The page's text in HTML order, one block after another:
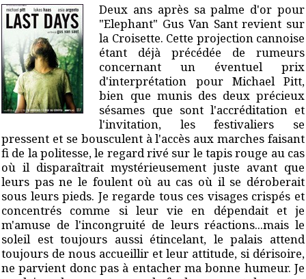
Deux ans après sa palme d'or pour
"Elephant" Gus Van Sant revient sur
la Croisette. Cette projection cannoise
étant déjà précédée de rumeurs
concernant un éventuel prix
d'interprétation pour Michael Pitt,
bien que munis des deux précieux
sésames que sont l'accréditation et
l'invitation, les festivaliers se
pressent et se bousculent à l'accès aux marches faisant
fi de la politesse, le regard rivé sur le tapis rouge au cas
où il disparaîtrait mystérieusement juste avant que
leurs pas ne le foulent où au cas où il se déroberait
sous leurs pieds. Je regarde tous ces visages crispés et
concentrés comme si leur vie en dépendait et je
m'amuse de l'incongruité de leurs réactions...mais le
soleil est toujours aussi étincelant, le palais attend
toujours de nous accueillir et leur attitude, si dérisoire,
ne parvient donc pas à entacher ma bonne humeur. Je